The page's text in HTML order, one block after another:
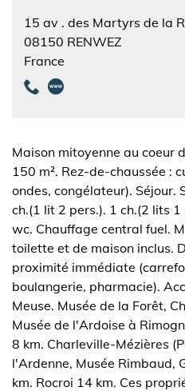
15 av . des Martyrs de la
08150 RENWEZ
France
Maison mitoyenne au coeur
150 m². Rez-de-chaussée :
ondes, congélateur). Séjour.
ch.(1 lit 2 pers.). 1 ch.(2 lits
wc. Chauffage central fuel.
toilette et de maison inclus.
proximité immédiate
boulangerie, pharmacie).
Meuse. Musée de la Forêt,
Musée de l'Ardoise à
8 km. Charleville-Mézières
l'Ardenne, Musée Rimbaud,
km. Rocroi 14 km. Ces